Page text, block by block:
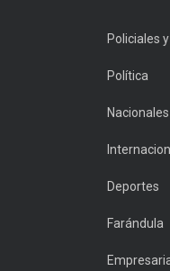
Policiales
Política
Nacionales
Deportes
Farándula